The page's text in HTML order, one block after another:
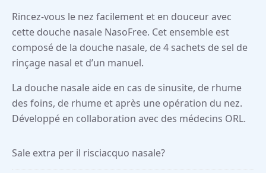
Rincez-vous le nez facilement et en douceur avec
cette douche nasale NasoFree. Cet ensemble est
composé de la douche nasale, de 4 sachets de sel de
rinçage nasal et d’un manuel.
La douche nasale aide en cas de sinusite, de rhume
des foins, de rhume et après une opération du nez.
Développé en collaboration avec des médecins ORL.
Sale extra per il risciacquo nasale?